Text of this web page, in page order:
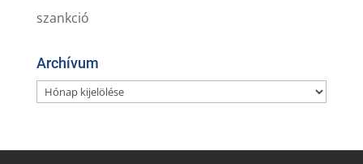
szankció
Archívum
Archívum